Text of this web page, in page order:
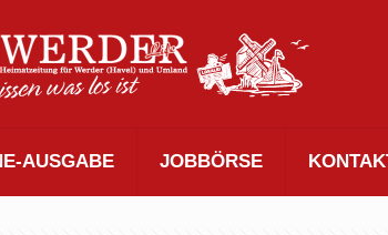
AUSGABE JOBBÖRSE